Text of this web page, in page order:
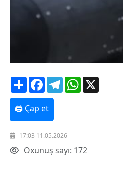
ShareFacebookTelegramWhatsApp
🖨 Çap et
17:03 11.05.2026
Oxunuş sayı: 172